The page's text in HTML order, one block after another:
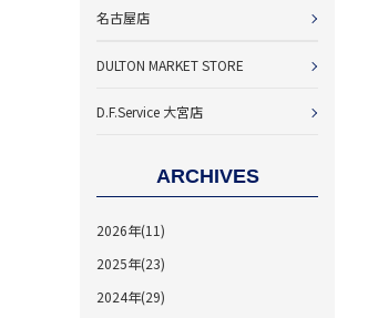
名古屋店
DULTON MARKET STORE
D.F.Service 大宮店
ARCHIVES
2026年(11)
2025年(23)
2024年(29)